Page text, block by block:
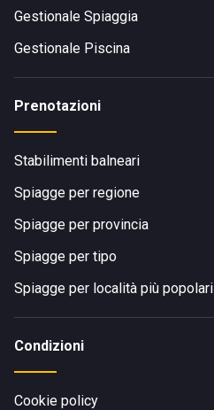
Gestionale Spiaggia
Gestionale Piscina
Prenotazioni
Stabilimenti balneari
Spiagge per regione
Spiagge per provincia
Spiagge per tipo
Spiagge per località più popolari
Condizioni
Cookie policy